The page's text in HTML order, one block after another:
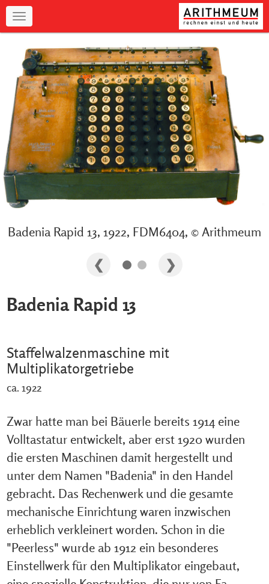
Navigation
Badenia Rapid 13, 1922, FDM6404, © Arithmeum
Badenia Rapid 13
Staffelwalzenmaschine mit
Multiplikatorgetriebe
ca. 1922
Zwar hatte man bei Bäuerle bereits 1914 eine
Volltastatur entwickelt, aber erst 1920 wurden
die ersten Maschinen damit hergestellt und
unter dem Namen "Badenia" in den Handel
gebracht. Das Rechenwerk und die gesamte
mechanische Einrichtung waren inzwischen
erheblich verkleinert worden. Schon in die
"Peerless" wurde ab 1912 ein besonderes
Einstellwerk für den Multiplikator eingebaut,